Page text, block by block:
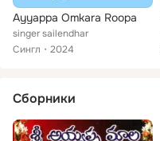
Ayyappa Omkara Roopa
singer sailendhar
Сингл
2024
Сборники